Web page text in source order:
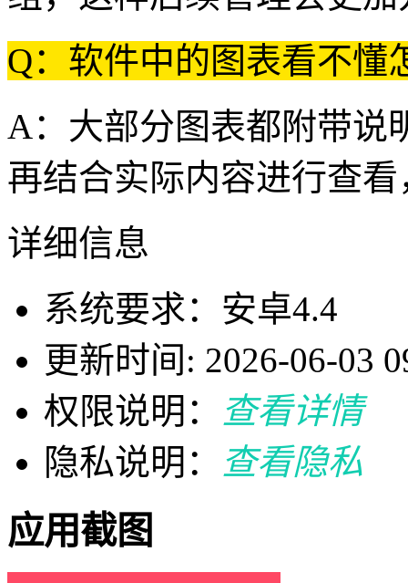
Q：软件中的图表看不懂
A：大部分图表都附带说
再结合实际内容进行查
详细信息
系统要求：安卓4.4
更新时间: 2026-06-03
权限说明：
查看详情
隐私说明：
查看隐私
应用截图